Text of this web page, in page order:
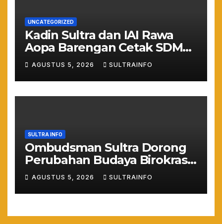
UNCATEGORIZED
Kadin Sultra dan IAI Rawa
Aopa Barengan Cetak SDM
Siap Kerja dan Wirausaha
Muda
AGUSTUS 5, 2026 SULTRAINFO
SULTRA INFO
Ombudsman Sultra Dorong
Perubahan Budaya Birokrasi
Lewat Penilaian
Maladministrasi 2026
AGUSTUS 5, 2026 SULTRAINFO